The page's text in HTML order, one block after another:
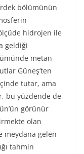
bölümünün
hidrojen ile
geldiği
metan
Güneş’ten
içinde tutar, ama
bu yüzdende de
görünür
olan
meydana gelen
tahmin